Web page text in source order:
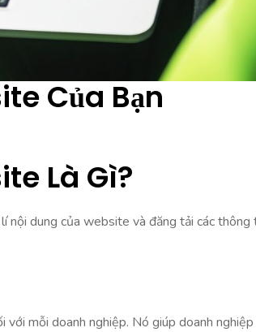
Của Bạn
Là Gì?
nội dung của website và đăng tải các
mỗi doanh nghiệp. Nó giúp doanh